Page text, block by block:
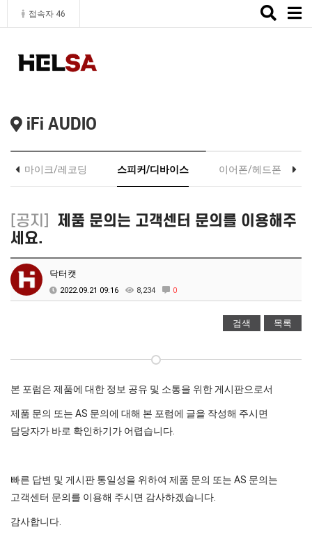
접속자 46
Toggle
iFi AUDIO
마이크/레코딩 스피커/디바이스 이어폰/헤드폰
[공지] 제품 문의는 고객센터 문의를 이용해주
세요.
닥터캣
2022.09.21 09:16 8,234 0
검색 목록
본 포럼은 제품에 대한 정보 공유 및 소통을 위한 게시판으로서
제품 문의 또는 AS 문의에 대해 본 포럼에 글을 작성해 주시면
담당자가 바로 확인하기가 어렵습니다.
빠른 답변 및 게시판 통일성을 위하여 제품 문의 또는 AS 문의는
고객센터 문의를 이용해 주시면 감사하겠습니다.
감사합니다.